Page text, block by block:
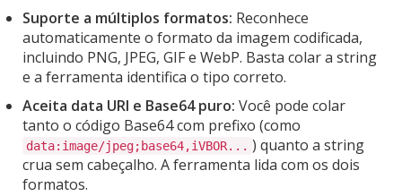
Suporte a múltiplos formatos: Reconhece
automaticamente o formato da imagem codificada,
incluindo PNG, JPEG, GIF e WebP. Basta colar a string
e a ferramenta identifica o tipo correto.
Aceita data URI e Base64 puro: Você pode colar
tanto o código Base64 com prefixo (como
data:image/jpeg;base64,iVBOR... ) quanto a string
crua sem cabeçalho. A ferramenta lida com os dois
formatos.